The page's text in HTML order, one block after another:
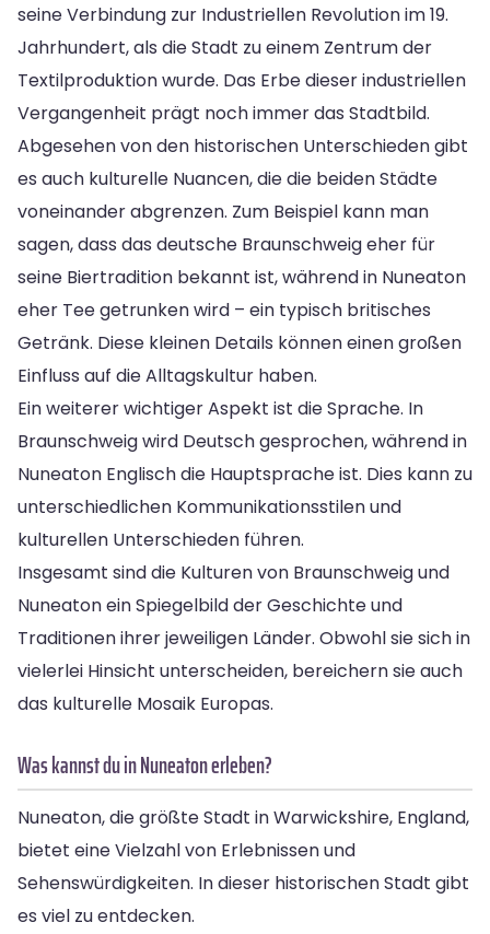
seine Verbindung zur Industriellen Revolution im 19.
Jahrhundert, als die Stadt zu einem Zentrum der
Textilproduktion wurde. Das Erbe dieser industriellen
Vergangenheit prägt noch immer das Stadtbild.
Abgesehen von den historischen Unterschieden gibt
es auch kulturelle Nuancen, die die beiden Städte
voneinander abgrenzen. Zum Beispiel kann man
sagen, dass das deutsche Braunschweig eher für
seine Biertradition bekannt ist, während in Nuneaton
eher Tee getrunken wird – ein typisch britisches
Getränk. Diese kleinen Details können einen großen
Einfluss auf die Alltagskultur haben.
Ein weiterer wichtiger Aspekt ist die Sprache. In
Braunschweig wird Deutsch gesprochen, während in
Nuneaton Englisch die Hauptsprache ist. Dies kann zu
unterschiedlichen Kommunikationsstilen und
kulturellen Unterschieden führen.
Insgesamt sind die Kulturen von Braunschweig und
Nuneaton ein Spiegelbild der Geschichte und
Traditionen ihrer jeweiligen Länder. Obwohl sie sich in
vielerlei Hinsicht unterscheiden, bereichern sie auch
das kulturelle Mosaik Europas.
Was kannst du in Nuneaton erleben?
Nuneaton, die größte Stadt in Warwickshire, England,
bietet eine Vielzahl von Erlebnissen und
Sehenswürdigkeiten. In dieser historischen Stadt gibt
es viel zu entdecken.